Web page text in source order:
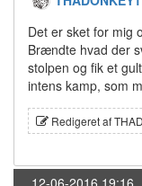
Det er sket for mig
Brændte hvad der
stolpen og fik et
intens kamp, som
Redigeret af